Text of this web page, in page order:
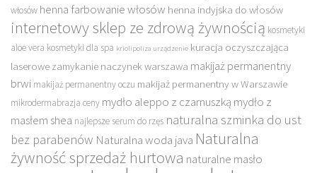
włosów henna farbowanie włosów henna indyjska do włosów
internetowy sklep ze zdrową żywnością kosmetyki
aloe vera kosmetyki dla spa kriolipoliza urządzenie kuracja oczyszczająca
laserowe zamykanie naczynek warszawa makijaż permanentny
brwi makijaż permanentny oczu makijaż permanentny w Warszawie
mikrodermabrazja ceny mydło aleppo z czarnuszką mydło z
masłem shea najlepsze serum do rzęs naturalna szminka do ust
bez parabenów Naturalna woda java Naturalna
żywność sprzedaż hurtowa naturalne masło